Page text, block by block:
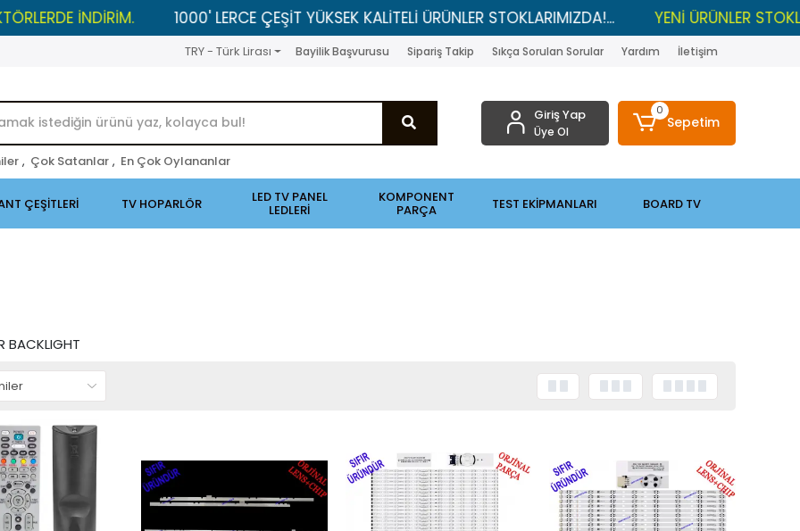
İNDİRİM. 1000' LERCE ÇEŞİT YÜKSEK KALİTELİ ÜRÜNLER STOKLARIMIZDA!... YENİ ÜRÜNLER STOKLARDA ,
TRY - Türk Lirası Bayilik Başvurusu Sipariş Takip Sıkça Sorulan Sorular Yardım İletişim
, Çok Satanlar , En Çok Oylananlar
Giriş Yap
Üye Ol
0
Sepetim
ÇEŞİTLERİ TV HOPARLÖR LED TV PANEL
LEDLERİ
KOMPONENT
PARÇA TEST EKİPMANLARI BOARD TV
BACKLIGHT